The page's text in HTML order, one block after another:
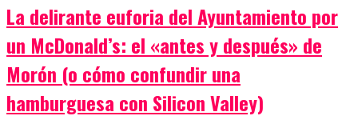
La delirante euforia del Ayuntamiento por
un McDonald’s: el «antes y después» de
Morón (o cómo confundir una
hamburguesa con Silicon Valley)